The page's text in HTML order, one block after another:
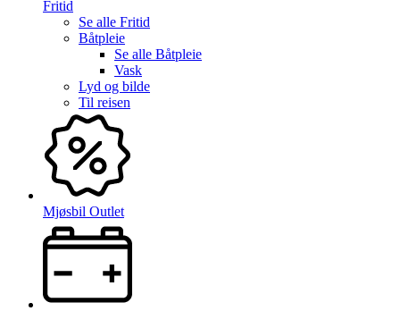
Fritid
Se alle Fritid
Båtpleie
Se alle Båtpleie
Vask
Lyd og bilde
Til reisen
Mjøsbil Outlet